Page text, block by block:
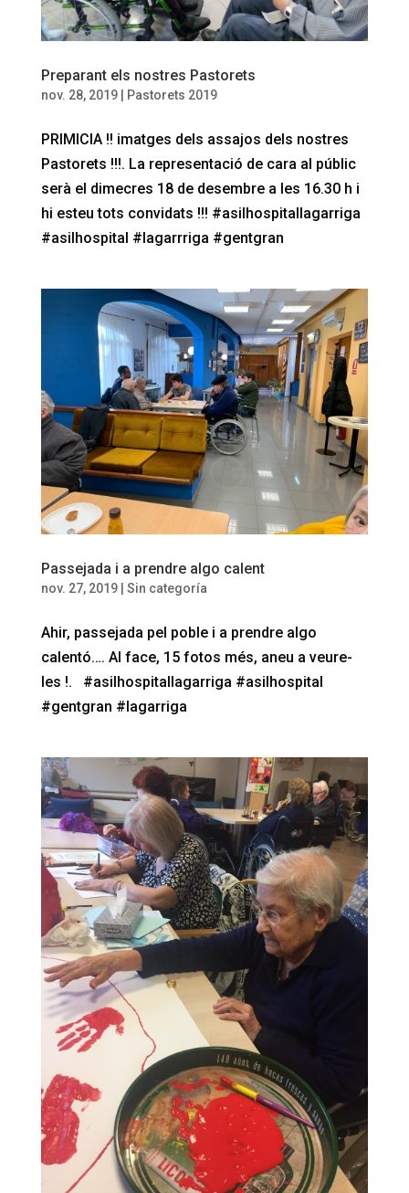
Preparant els nostres Pastorets
nov. 28, 2019| Pastorets 2019
PRIMICIA !! imatges dels assajos dels nostres
Pastorets !!!. La representació de cara al públic
serà el dimecres 18 de desembre a les 16.30 h i
hi esteu tots convidats !!! #asilhospitallagarriga
#asilhospital #lagarrriga #gentgran
Passejada i a prendre algo calent
nov. 27, 2019| Sin categoría
Ahir, passejada pel poble i a prendre algo
calentó…. Al face, 15 fotos més, aneu a veure-
les !. #asilhospitallagarriga #asilhospital
#gentgran #lagarriga